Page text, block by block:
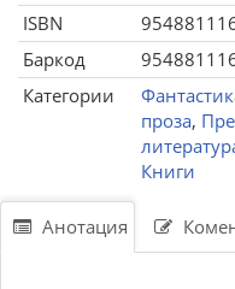
ISBN
Баркод
Категории
проза,
Книги
Анотация